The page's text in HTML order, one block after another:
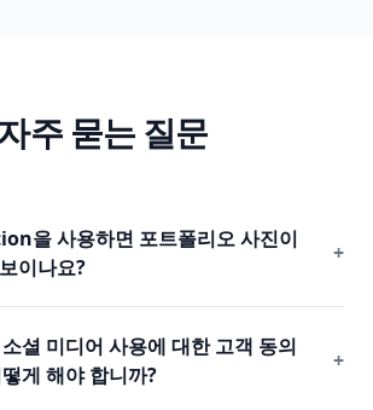
주 묻는 질문
을 사용하면 포트폴리오 사진이
이나요?
+
셜 미디어 사용에 대한 고객 동의
게 해야 합니까?
+